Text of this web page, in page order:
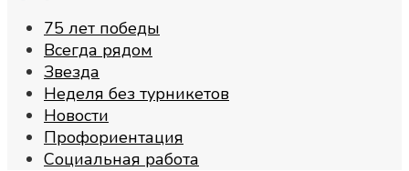
75 лет победы
Всегда рядом
Звезда
Неделя без турникетов
Новости
Профориентация
Социальная работа